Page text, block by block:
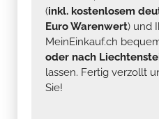
(inkl. kostenlosem
Euro Warenwert) und
MeinEinkauf.ch
oder nach
lassen. Fertig verzollt
Sie!